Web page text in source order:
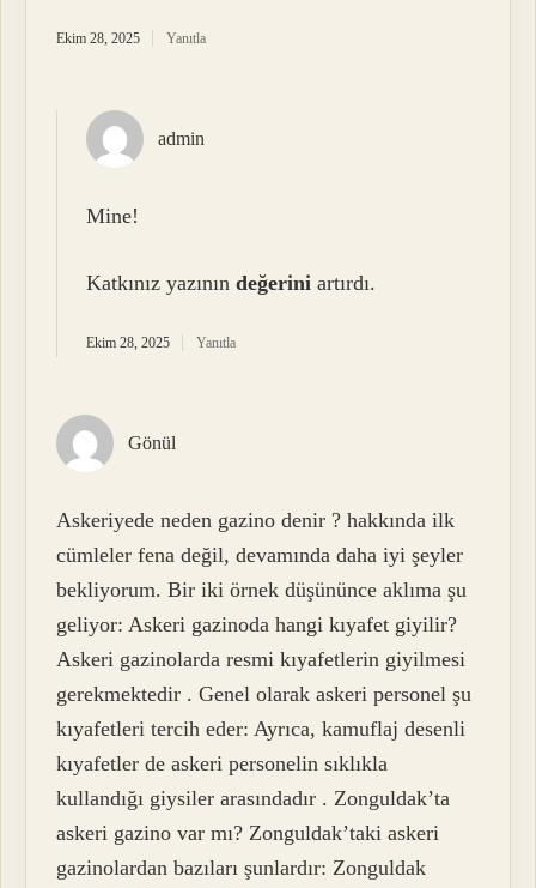
Ekim 28, 2025 Yanıtla
admin
Mine!
Katkınız yazınındeğerini artırdı.
Ekim 28, 2025 Yanıtla
Gönül
Askeriyede neden gazino denir ? hakkında ilk
cümleler fena değil, devamında daha iyi şeyler
bekliyorum. Bir iki örnek düşününce aklıma şu
geliyor: Askeri gazinoda hangi kıyafet giyilir?
Askeri gazinolarda resmi kıyafetlerin giyilmesi
gerekmektedir . Genel olarak askeri personel şu
kıyafetleri tercih eder: Ayrıca, kamuflaj desenli
kıyafetler de askeri personelin sıklıkla
kullandığı giysiler arasındadır . Zonguldak’ta
askeri gazino var mı? Zonguldak’taki askeri
gazinolardan bazıları şunlardır: Zonguldak